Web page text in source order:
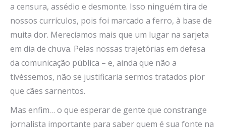
a censura, assédio e desmonte. Isso ninguém tira de
nossos currículos, pois foi marcado a ferro, à base de
muita dor. Merecíamos mais que um lugar na sarjeta
em dia de chuva. Pelas nossas trajetórias em defesa
da comunicação pública – e, ainda que não a
tivéssemos, não se justificaria sermos tratados pior
que cães sarnentos.
Mas enfim… o que esperar de gente que constrange
jornalista importante para saber quem é sua fonte na